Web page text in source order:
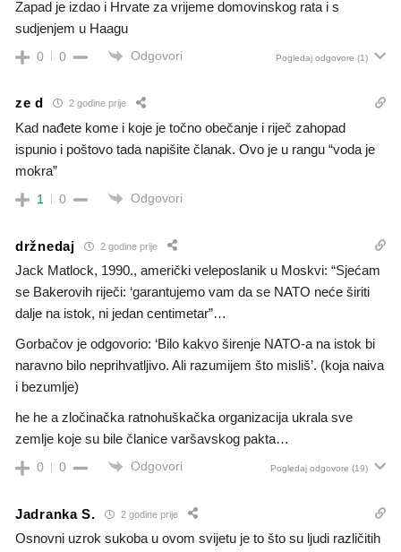
Zapad je izdao i Hrvate za vrijeme domovinskog rata i s
sudjenjem u Haagu
0 0 Odgovori Pogledaj odgovore (1)
ze d 2 godine prije
Kad nađete kome i koje je točno obečanje i riječ zahopad
ispunio i poštovo tada napišite članak. Ovo je u rangu “voda je
mokra”
1 0 Odgovori
držnedaj 2 godine prije
Jack Matlock, 1990., američki veleposlanik u Moskvi: “Sjećam
se Bakerovih riječi: ‘garantujemo vam da se NATO neće širiti
dalje na istok, ni jedan centimetar”…
Gorbačov je odgovorio: ‘Bilo kakvo širenje NATO-a na istok bi
naravno bilo neprihvatljivo. Ali razumijem što misliš’. (koja naiva
i bezumlje)
he he a zločinačka ratnohuškačka organizacija ukrala sve
zemlje koje su bile članice varšavskog pakta…
0 0 Odgovori Pogledaj odgovore (19)
Jadranka S. 2 godine prije
Osnovni uzrok sukoba u ovom svijetu je to što su ljudi različitih